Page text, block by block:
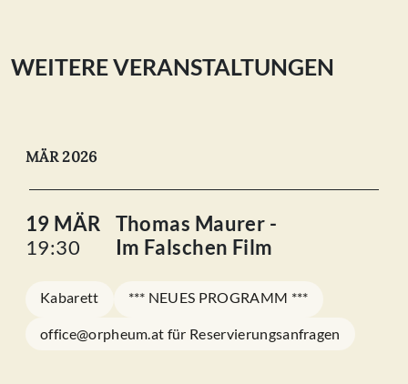
WEITERE VERANSTALTUNGEN
MÄR 2026
19 MÄR
19:30
Thomas Maurer -
Im Falschen Film
Kabarett *** NEUES PROGRAMM ***
office@orpheum.at für Reservierungsanfragen